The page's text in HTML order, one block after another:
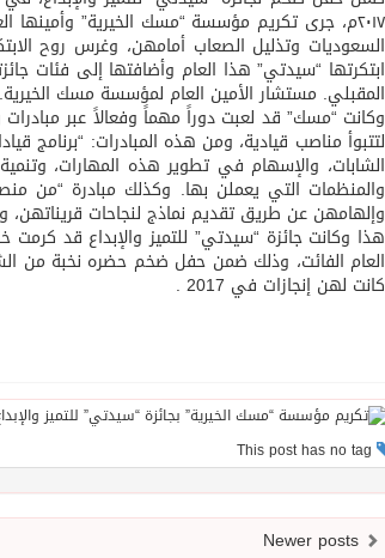
٢٠١٧م، جرى تكريم مؤسسة “مسك الخيرية”
السعوديات وتذليل الصعاب أمامهن، وغرس روح
ابتكرتها “سيدتي” هذا العام وأضافتها إلى فئات
المقبلي. مستشار الأمين العام لمؤسسة مسك الخيرية.
وكانت “مسك” قد لعبت دوراً مهماً وفعالاً عبر
لتتبوأ مناصب قيادية، ومن هذه المبادرات: “برنامج
الشابات، والإسهام في تطوير هذه المهارات،
والمنظمات التي يعملن بها. وكذلك مبادرة “من
وإلهامهن عن طريق تقديم نماذج لنجاحات
العام الفائت، وذلك ضمن حفل ضخم حضره نخبة من
كانت لهن إنجازات في 2017 .